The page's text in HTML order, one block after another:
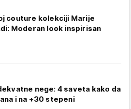
couture kolekciji Marije
Moderan look inspirisan
nege: 4 saveta kako da
i na +30 stepeni